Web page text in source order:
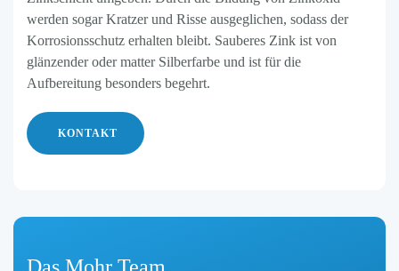
werden sogar Kratzer und Risse ausgeglichen, sodass der
Korrosionsschutz erhalten bleibt. Sauberes Zink ist von
glänzender oder matter Silberfarbe und ist für die
Aufbereitung besonders begehrt.
KONTAKT